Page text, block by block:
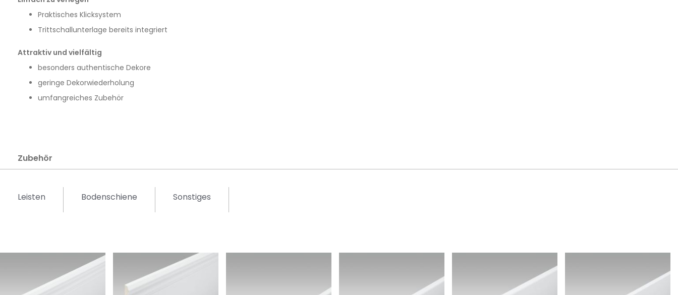
Praktisches Klicksystem
Trittschallunterlage bereits integriert
Attraktiv und vielfältig
besonders authentische Dekore
geringe Dekorwiederholung
umfangreiches Zubehör
Zubehör
Leisten Bodenschiene Sonstiges